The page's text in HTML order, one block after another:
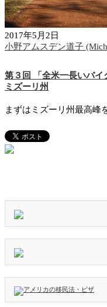
2017年5月2日
小野アムスデン道子
第３回 「全米一長いバイ
ミズーリ州
まずはミズーリ州最高峰